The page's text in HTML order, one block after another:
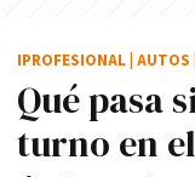
Qué pasa
turno en
IPROFESIONAL AUTOS